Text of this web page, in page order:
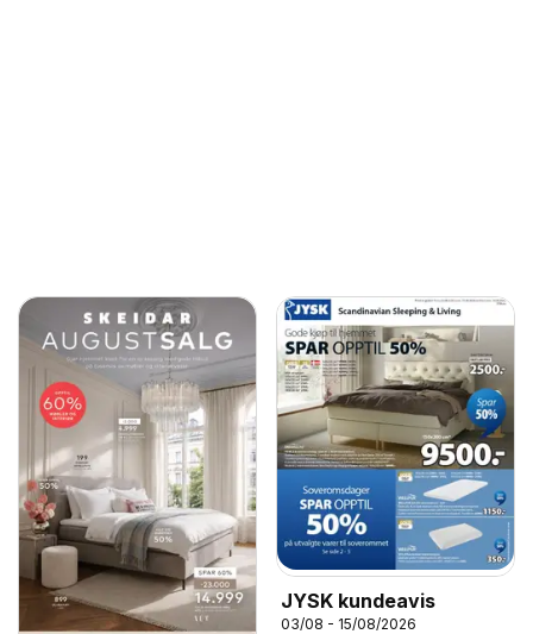
JYSK kundeavis
03/08 - 15/08/2026